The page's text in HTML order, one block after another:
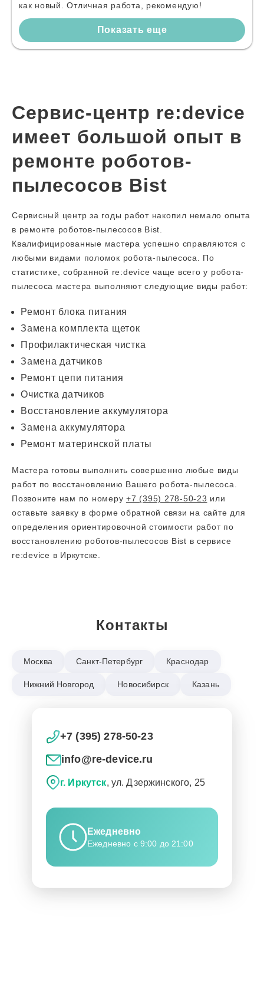
как новый. Отличная работа, рекомендую!
Показать еще
Сервис-центр re:device
имеет большой опыт в
ремонте роботов-
пылесосов Bist
Сервисный центр за годы работ накопил немало опыта
в ремонте роботов-пылесосов Bist.
Квалифицированные мастера успешно справляются с
любыми видами поломок робота-пылесоса. По
статистике, собранной re:device чаще всего у робота-
пылесоса мастера выполняют следующие виды работ:
Ремонт блока питания
Замена комплекта щеток
Профилактическая чистка
Замена датчиков
Ремонт цепи питания
Очистка датчиков
Восстановление аккумулятора
Замена аккумулятора
Ремонт материнской платы
Мастера готовы выполнить совершенно любые виды
работ по восстановлению Вашего робота-пылесоса.
Позвоните нам по номеру +7 (395) 278-50-23 или
оставьте заявку в форме обратной связи на сайте для
определения ориентировочной стоимости работ по
восстановлению роботов-пылесосов Bist в сервисе
re:device в Иркутске.
Контакты
Москва Санкт-Петербург Краснодар
Нижний Новгород Новосибирск Казань
+7 (395) 278-50-23
info@re-device.ru
г. Иркутск, ул. Дзержинского, 25
Ежедневно
Ежедневно с 9:00 до 21:00